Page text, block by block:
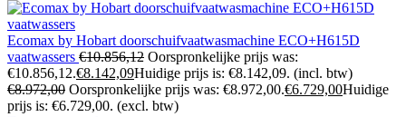
Ecomax by Hobart doorschuifvaatwasmachine ECO+H615D
vaatwassers €10.856,12 Oorspronkelijke prijs was:
€10.856,12.€8.142,09Huidige prijs is: €8.142,09. (incl. btw)
€8.972,00 Oorspronkelijke prijs was: €8.972,00.€6.729,00Huidige
prijs is: €6.729,00. (excl. btw)